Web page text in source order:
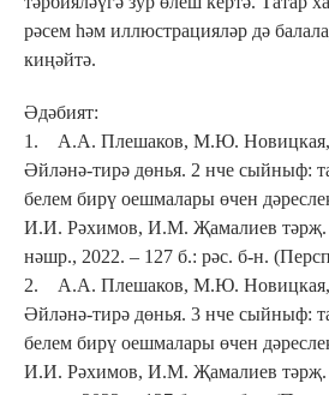
рәсем һәм иллюстрацияләр дә
киңәйтә.
Әдәбият:
1. А.А. Плешаков, М.Ю.
Әйләнә-тирә дөнья. 2 нче сыйныф:
белем бирү оешмалары өчен
И.И. Рәхимов, И.М. Җамалиев тәрҗ.
нәшр., 2022. – 127 б.: рәс. б-н.
2. А.А. Плешаков, М.Ю.
Әйләнә-тирә дөнья. 3 нче сыйныф:
белем бирү оешмалары өчен
И.И. Рәхимов, И.М. Җамалиев тәрҗ.